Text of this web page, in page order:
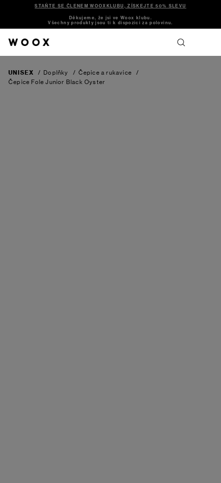
STAŇTE SE ČLENEM WOOXKLUBU, ZÍSKEJTE 50% SLEVU
Děkujeme, že jsi ve Woox klubu.
Všechny produkty jsou ti k dispozici za polovinu.
UNISEX / Doplňky / Čepice a rukavice
/
Čepice Fole Junior Black Oyster